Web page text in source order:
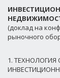
(доклад на
рыночного
1.